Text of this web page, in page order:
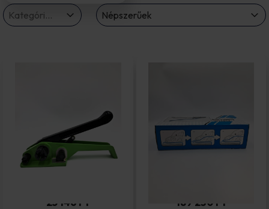
termekkategoria drop
Select content
Select content Sort
Sort content
Népszerűek
Sort content
25 146 Ft 189 230 Ft